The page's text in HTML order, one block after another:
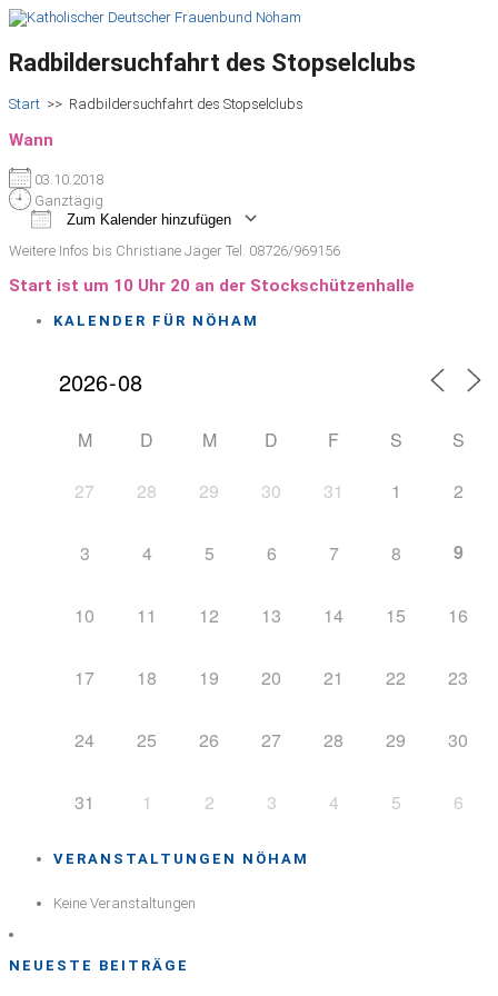
Radbildersuchfahrt des Stopselclubs
Start >> Radbildersuchfahrt des Stopselclubs
Wann
03.10.2018
Ganztägig
Zum Kalender hinzufügen
ICS herunterladen
Google Kalender
iCalendarOffice 365Outlook Live
Weitere Infos bis Christiane Jäger Tel. 08726/969156
Start ist um 10 Uhr 20 an der Stockschützenhalle
KALENDER FÜR NÖHAM
M D M D F S
S
27
28 29 30 31 1 2
3 4 5 6 7 8 9
10 11 12 13 14 15 16
17 18 19 20 21 22 23
24 25 26 27 28 29 30
31 1 2 3 4 5 6
VERANSTALTUNGEN NÖHAM
Keine Veranstaltungen
NEUESTE BEITRÄGE